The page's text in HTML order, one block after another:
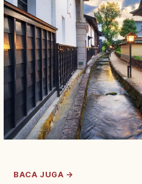
BACA JUGA →